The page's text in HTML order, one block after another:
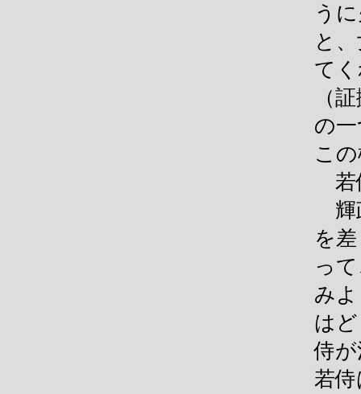
う
と
て
（
の
こ
若
輝
を
っ
み
は
侍
若